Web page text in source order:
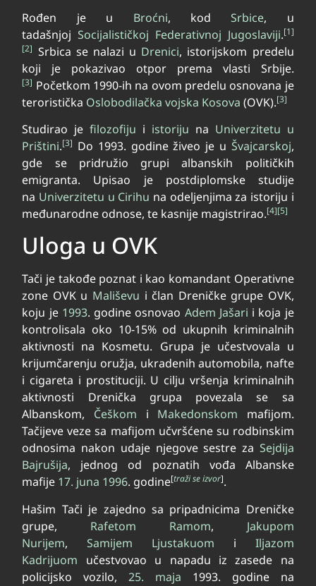
Rođen je u Broćni, kodSrbice, u
tadašnjojSocijalističkoj Federativnoj Jugoslaviji.[1]
[2] Srbica se nalazi u Drenici, istorijskom predelu
koji je pokazivao otpor prema vlasti Srbije.
[3] Početkom 1990-ih na ovom predelu osnovana je
teroristička Oslobodilačka vojska Kosova (OVK).[3]
Studirao jefilozofiju i istoriju na Univerzitetu u
Prištini.[3] Do 1993. godine živeo je u Švajcarskoj,
gde se pridružio grupi albanskih političkih
emigranta. Upisao je postdiplomske studije
na Univerzitetu u Cirihu na odeljenjima za istoriju i
međunarodne odnose, te kasnije magistrirao.[4][5]
Uloga u OVK
Tači je takođe poznat i kao komandant Operativne
zone OVK u Mališevu i član Dreničke grupe OVK,
koju je 1993. godine osnovao Adem Jašari i koja je
kontrolisala oko 10-15% od ukupnih kriminalnih
aktivnosti na Kosmetu. Grupa je učestvovala u
krijumčarenju oružja, ukradenih automobila, nafte
i cigareta i prostituciji. U cilju vršenja kriminalnih
aktivnosti Drenička grupa povezala se sa
Albanskom, Češkom i Makedonskom mafijom.
Tačijeve veze sa mafijom učvršćene su rodbinskim
odnosima nakon udaje njegove sestre za Sejdija
Bajrušija, jednog od poznatih vođa Albanske
mafije 17. juna 1996. godine[traži se izvor].
Hašim Tači je zajedno sa pripadnicima Dreničke
grupe, Rafetom Ramom, Jakupom
Nurijem,Samijem Ljustakuom i Iljazom
Kadrijuom učestvovao u napadu iz zasede na
policijsko vozilo,25. maja 1993. godine na